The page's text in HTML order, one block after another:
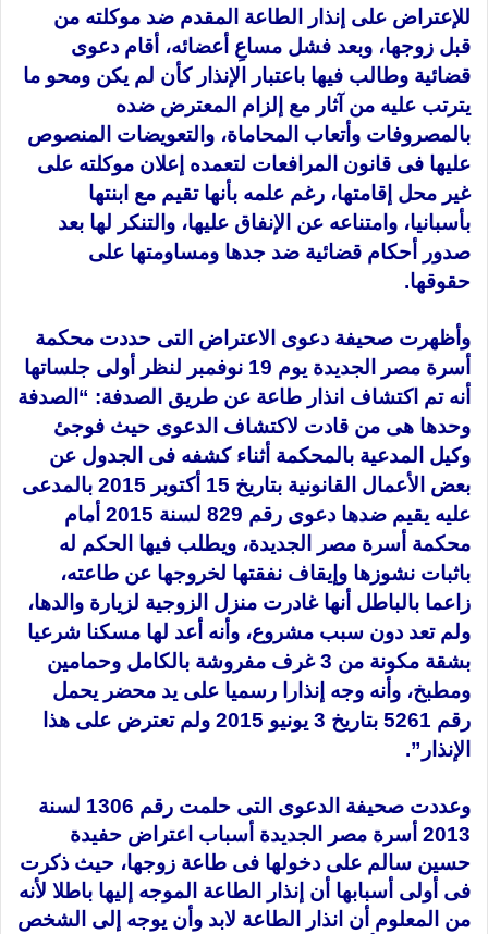
للإعتراض على إنذار الطاعة المقدم ضد موكلته من
قبل زوجها، وبعد فشل مساعِ أعضائه، أقام دعوى
قضائية وطالب فيها باعتبار الإنذار كأن لم يكن ومحو ما
يترتب عليه من آثار مع إلزام المعترض ضده
بالمصروفات وأتعاب المحاماة، والتعويضات المنصوص
عليها فى قانون المرافعات لتعمده إعلان موكلته على
غير محل إقامتها، رغم علمه بأنها تقيم مع ابنتها
بأسبانيا، وامتناعه عن الإنفاق عليها، والتنكر لها بعد
صدور أحكام قضائية ضد جدها ومساومتها على
حقوقها.
وأظهرت صحيفة دعوى الاعتراض التى حددت محكمة
أسرة مصر الجديدة يوم 19 نوفمبر لنظر أولى جلساتها
أنه تم اكتشاف انذار طاعة عن طريق الصدفة: “الصدفة
وحدها هى من قادت لاكتشاف الدعوى حيث فوجئ
وكيل المدعية بالمحكمة أثناء كشفه فى الجدول عن
بعض الأعمال القانونية بتاريخ 15 أكتوبر 2015 بالمدعى
عليه يقيم ضدها دعوى رقم 829 لسنة 2015 أمام
محكمة أسرة مصر الجديدة، ويطلب فيها الحكم له
باثبات نشوزها وإيقاف نفقتها لخروجها عن طاعته،
زاعما بالباطل أنها غادرت منزل الزوجية لزيارة والدها،
ولم تعد دون سبب مشروع، وأنه أعد لها مسكنا شرعيا
بشقة مكونة من 3 غرف مفروشة بالكامل وحمامين
ومطبخ، وأنه وجه إنذارا رسميا على يد محضر يحمل
رقم 5261 بتاريخ 3 يونيو 2015 ولم تعترض على هذا
الإنذار”.
وعددت صحيفة الدعوى التى حلمت رقم 1306 لسنة
2013 أسرة مصر الجديدة أسباب اعتراض حفيدة
حسين سالم على دخولها فى طاعة زوجها، حيث ذكرت
فى أولى أسبابها أن إنذار الطاعة الموجه إليها باطلا لأنه
من المعلوم أن انذار الطاعة لابد وأن يوجه إلى الشخص